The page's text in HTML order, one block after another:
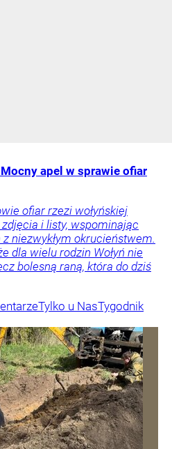
apel w sprawie ofiar
ofiar rzezi wołyńskiej
i listy, wspominając
niezwykłym okrucieństwem.
dla wielu rodzin Wołyń nie
bolesną raną, która do dziś
Tylko u NasTygodnik